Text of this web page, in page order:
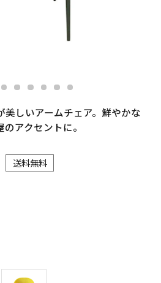
美しいアームチェア。鮮やかな
アクセントに。
送料無料